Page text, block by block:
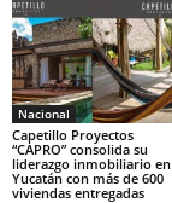
Nacional
Capetillo Proyectos
“CAPRO” consolida su
liderazgo inmobiliario en
Yucatán con más de 600
viviendas entregadas